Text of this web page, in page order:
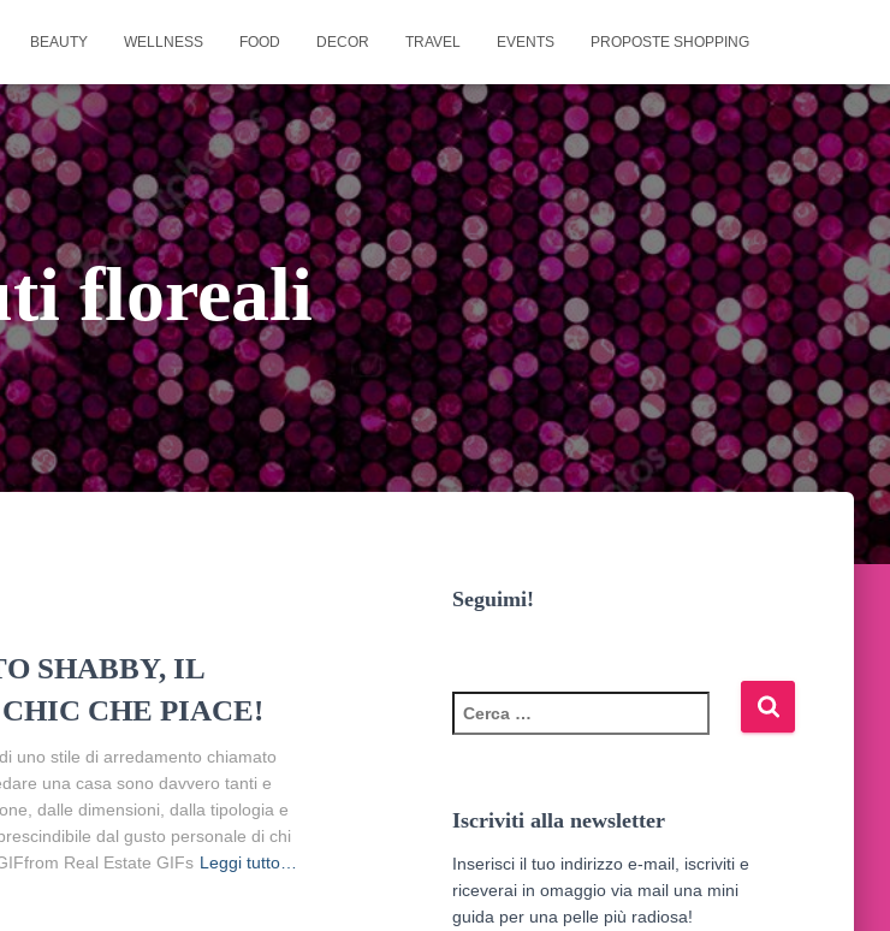
BEAUTY WELLNESS FOOD DECOR TRAVEL EVENTS PROPOSTE SHOPPING
floreali
SHABBY, IL
CHE PIACE!
uno stile di arredamento chiamato
una casa sono davvero tanti e
dalle dimensioni, dalla tipologia e
dal gusto personale di chi
Real Estate GIFs Leggi tutto…
Seguimi!
i
r
a
p
e
Iscriviti alla newsletter
Inserisci il tuo indirizzo e-mail, iscriviti e
riceverai in omaggio via mail una mini
guida per una pelle più radiosa!